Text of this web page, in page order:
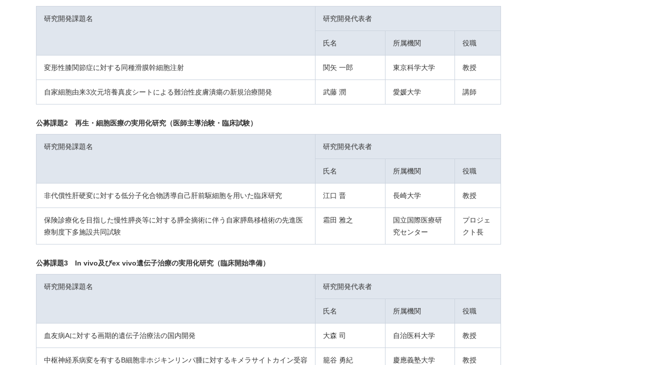
研究開発課題名 研究開発代表者
氏名 所属機関 役職
変形性膝関節症に対する同種滑膜幹細胞注射 関矢 一郎 東京科学大学 教授
自家細胞由来3次元培養真皮シートによる難治性皮膚潰瘍の新規治療開発 武藤 潤 愛媛大学 講師
公募課題2 再生・細胞医療の実用化研究（医師主導治験・臨床試験）
研究開発課題名 研究開発代表者
氏名 所属機関 役職
非代償性肝硬変に対する低分子化合物誘導自己肝前駆細胞を用いた臨床研究 江口 晋 長崎大学 教授
保険診療化を目指した慢性膵炎等に対する膵全摘術に伴う自家膵島移植術の先進医
療制度下多施設共同試験
霜田 雅之
国立国際医療研
究センター
プロジェ
クト長
公募課題3 In vivo及びex vivo遺伝子治療の実用化研究（臨床開始準備）
研究開発課題名 研究開発代表者
氏名 所属機関 役職
血友病Aに対する画期的遺伝子治療法の国内開発 大森 司 自治医科大学 教授
中枢神経系病変を有するB細胞非ホジキンリンパ腫に対するキメラサイトカイン受容
籠谷 勇紀 慶應義塾大学 教授